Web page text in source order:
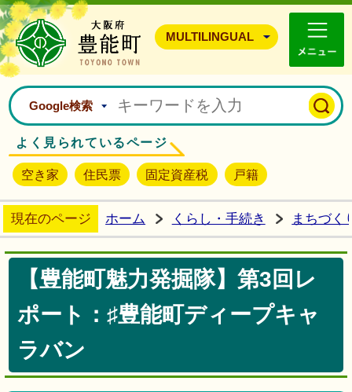
豊能町ホームページ
MULTILINGUAL
Google検索
よく見られているページ
空き家 住民票 固定資産税 戸籍
現在のページ ホーム くらし・手続き まちづく
【豊能町魅力発掘隊】第3回レ
ポート：♯豊能町ディープキャ
ラバン